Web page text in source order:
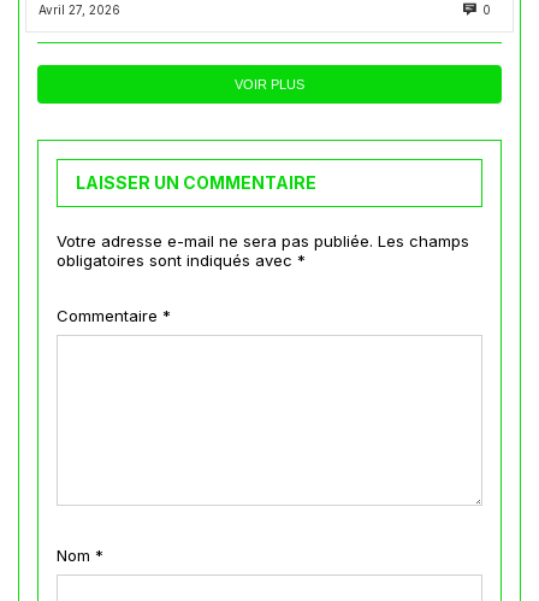
Avril 27, 2026 0
VOIR PLUS
LAISSER UN COMMENTAIRE
Votre adresse e-mail ne sera pas publiée. Les champs
obligatoires sont indiqués avec *
Commentaire *
Nom *